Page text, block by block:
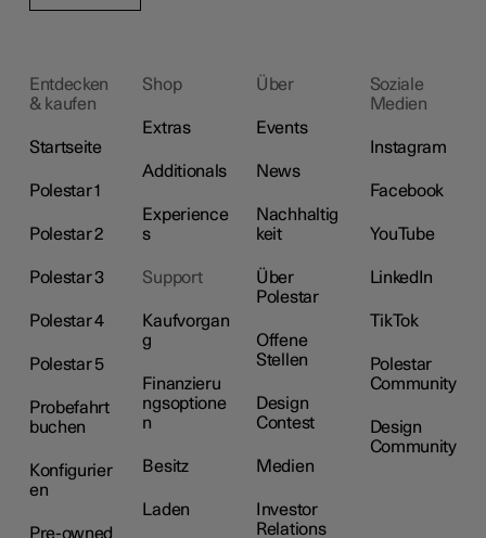
Entdecken
& kaufen
Startseite
Polestar 1
Polestar 2
Polestar 3
Polestar 4
Polestar 5
Probefahrt
buchen
Konfigurier
en
Pre-owned
Shop
Extras
Additionals
Experience
s
Support
Kaufvorgan
g
Finanzieru
ngsoptione
n
Besitz
Laden
Über
Events
News
Nachhaltig
keit
Über
Polestar
Offene
Stellen
Design
Contest
Medien
Investor
Relations
Soziale
Medien
Instagram
Facebook
YouTube
LinkedIn
TikTok
Polestar
Community
Design
Community